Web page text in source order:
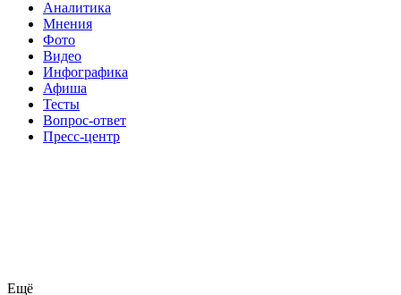
Аналитика
Мнения
Фото
Видео
Инфографика
Афиша
Тесты
Вопрос-ответ
Пресс-центр
Ещё